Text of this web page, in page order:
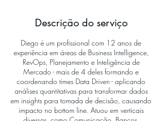
Descrição do serviço
Diego é um profissional com 12 anos de
experiência em áreas de Business Intelligence,
RevOps, Planejamento e Inteligência de
Mercado - mais de 4 deles formando e
coordenando times Data Driven - aplicando
análises quantitativas para transformar dados
em insights para tomada de decisão, causando
impacto no bottom line. Atuou em verticais